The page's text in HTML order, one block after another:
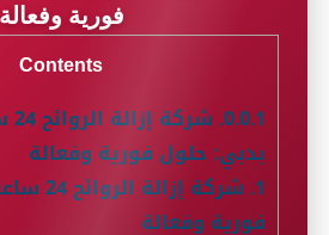
فورية وفعالة
Contents
0.0.1.
بدبي: حلول فورية وفعالة
1.
شركة
فورية وفعالة